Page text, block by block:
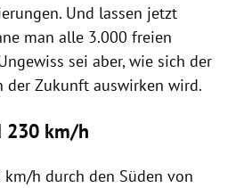
Und lassen jetzt
man alle 3.000 freien
sei aber, wie sich der
der Zukunft auswirken wird.
230 km/h
h durch den Süden von